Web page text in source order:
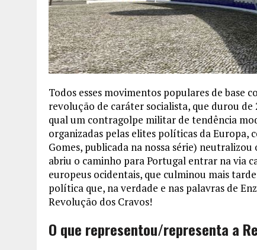
Todos esses movimentos populares de base
revolução de caráter socialista, que durou
qual um contragolpe militar de tendência
organizadas pelas elites políticas da Europa,
Gomes, publicada na nossa série)
abriu o caminho para Portugal entrar na via
europeus ocidentais, que culminou mais
política que, na verdade e nas palavras de
Revolução dos Cravos!
O que representou/representa a